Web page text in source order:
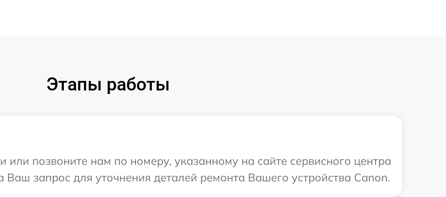
Этапы работы
или позвоните нам по номеру, указанному на сайте сервисного центра
запрос для уточнения деталей ремонта Вашего устройства Canon.